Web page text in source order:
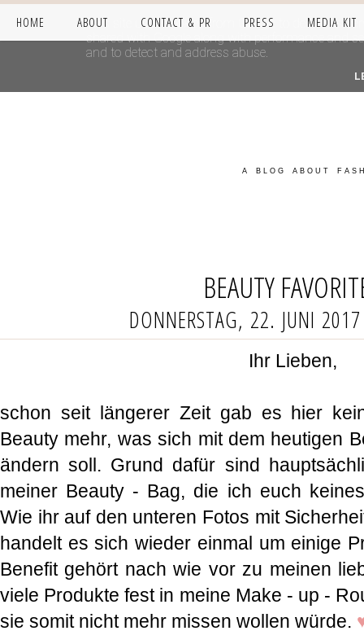
HOME ABOUT CONTACT & PR PRESS MEDIA KIT
A BLOG ABOUT
BEAUTY
DONNERSTAG, 22. JUNI 2017
Ihr Lieben,
schon seit längerer Zeit gab es hier
Beauty mehr, was sich mit dem heutigen
ändern soll. Grund dafür sind
meiner Beauty - Bag, die ich euch
Wie ihr auf den unteren Fotos mit
handelt es sich wieder einmal um einige
Benefit gehört nach wie vor zu meinen
viele Produkte fest in meine Make - up -
sie somit nicht mehr missen wollen würde.
This site uses cookies from Google to deliver its
shared with Google along with performance and
and to detect and address abuse.